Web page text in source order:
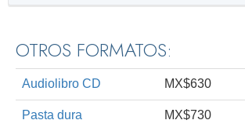
OTROS FORMATOS:
Audiolibro CD MX$630
Pasta dura MX$730